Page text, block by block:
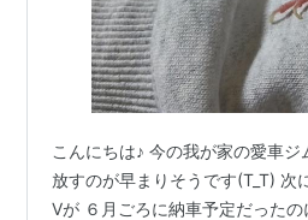
こんにちは♪ 今の我が家の愛車
放すのが早まりそうです(T_T) 次
Vが ６月ごろに納車予定だった